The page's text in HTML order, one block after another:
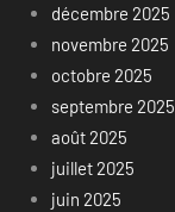
décembre 2025
novembre 2025
octobre 2025
septembre 2025
août 2025
juillet 2025
juin 2025